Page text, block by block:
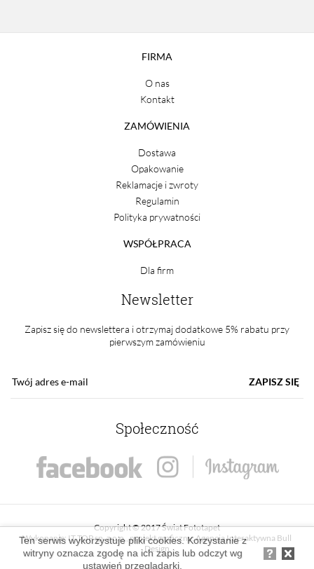
FIRMA
O nas
Kontakt
ZAMÓWIENIA
Dostawa
Opakowanie
Reklamacje i zwroty
Regulamin
Polityka prywatności
WSPÓŁPRACA
Dla firm
Newsletter
Zapisz się do newslettera i otrzymaj dodatkowe 5% rabatu przy
pierwszym zamówieniu
ZAPISZ SIĘ
Społeczność
Copyright © 2017 Świat Fototapet
Wykonanie: IT TOP sp. z o.o. , projekt graficzny:Agencja Interaktywna Bull
Design
Ten serwis wykorzystuje pliki cookies. Korzystanie z
witryny oznacza zgodę na ich zapis lub odczyt wg
ustawień przeglądarki.